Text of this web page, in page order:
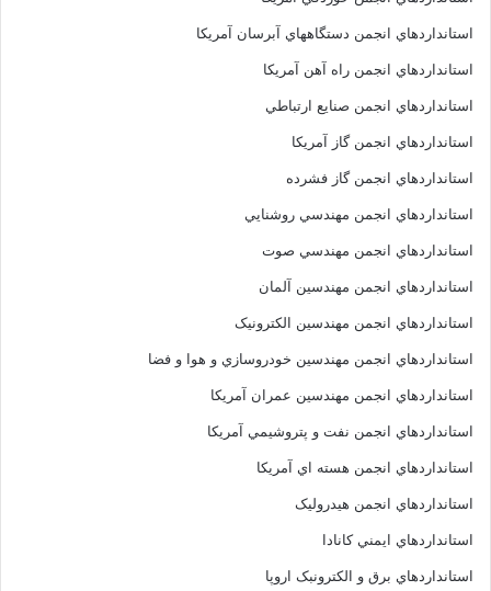
استانداردهاي انجمن دستگاههاي آبرسان آمريکا
استانداردهاي انجمن راه آهن آمريکا
استانداردهاي انجمن صنايع ارتباطي
استانداردهاي انجمن گاز آمريکا
استانداردهاي انجمن گاز فشرده
استانداردهاي انجمن مهندسي روشنايي
استانداردهاي انجمن مهندسي صوت
استانداردهاي انجمن مهندسين آلمان
استانداردهاي انجمن مهندسين الکترونيک
استانداردهاي انجمن مهندسين خودروسازي و هوا و فضا
استانداردهاي انجمن مهندسين عمران آمريکا
استانداردهاي انجمن نفت و پتروشيمي آمريکا
استانداردهاي انجمن هسته اي آمريکا
استانداردهاي انجمن هيدروليک
استانداردهاي ايمني کانادا
استانداردهاي برق و الکترونبک اروپا